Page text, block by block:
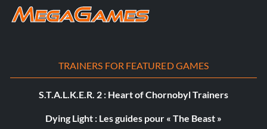
TRAINERS FOR FEATURED GAMES
S.T.A.L.K.E.R. 2 : Heart of Chornobyl Trainers
Dying Light : Les guides pour « The Beast »